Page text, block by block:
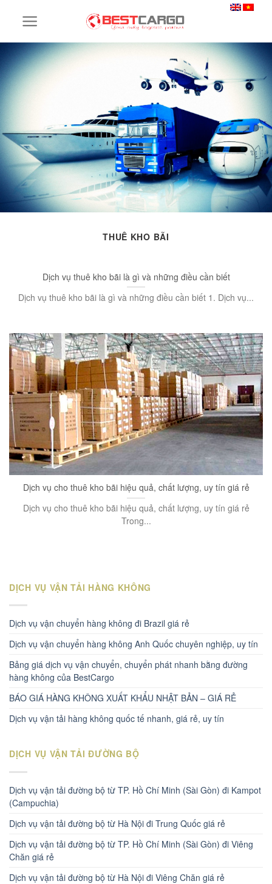
THUÊ KHO BÃI
Dịch vụ thuê kho bãi là gì và những điều cần biết
Dịch vụ thuê kho bãi là gì và những điều cần biết 1. Dịch vụ...
Dịch vụ cho thuê kho bãi hiệu quả, chất lượng, uy tín giá rẻ
Dịch vụ cho thuê kho bãi hiệu quả, chất lượng, uy tín giá rẻ
Trong...
DỊCH VỤ VẬN TẢI HÀNG KHÔNG
Dịch vụ vận chuyển hàng không đi Brazil giá rẻ
Dịch vụ vận chuyển hàng không Anh Quốc chuyên nghiệp, uy tín
Bảng giá dịch vụ vận chuyển, chuyển phát nhanh bằng đường
hàng không của BestCargo
BÁO GIÁ HÀNG KHÔNG XUẤT KHẨU NHẬT BẢN – GIÁ RẺ
Dịch vụ vận tải hàng không quốc tế nhanh, giá rẻ, uy tín
DỊCH VỤ VẬN TẢI ĐƯỜNG BỘ
Dịch vụ vận tải đường bộ từ TP. Hồ Chí Minh (Sài Gòn) đi Kampot
(Campuchia)
Dịch vụ vận tải đường bộ từ Hà Nội đi Trung Quốc giá rẻ
Dịch vụ vận tải đường bộ từ TP. Hồ Chí Minh (Sài Gòn) đi Viêng
Chăn giá rẻ
Dịch vụ vận tải đường bộ từ Hà Nội đi Viêng Chăn giá rẻ